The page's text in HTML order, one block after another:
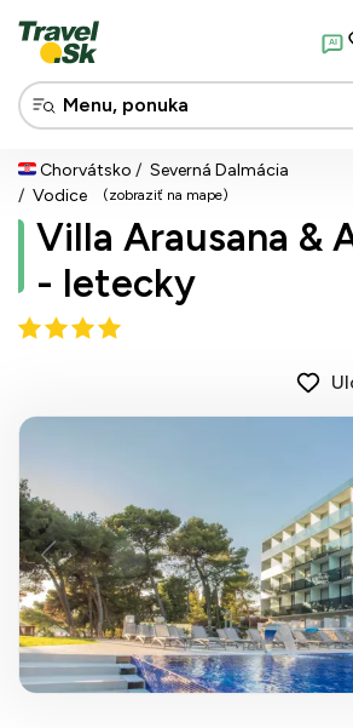
AI
Chorvátsko
Severná Dalmácia
Vodice
(zobraziť na mape)
Villa Arausana &
- letecky